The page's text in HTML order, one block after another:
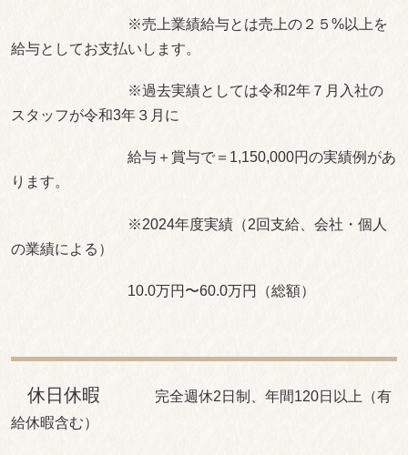
※売上業績給与とは売上の２５%以上を
給与としてお支払いします。
※過去実績としては令和2年７月入社の
スタッフが令和3年３月に
給与＋賞与で＝1,150,000円の実績例があ
ります。
※2024年度実績（2回支給、会社・個人
の業績による）
10.0万円〜60.0万円（総額）
休日休暇 完全週休2日制、 年間120日以上（有
給休暇含む）